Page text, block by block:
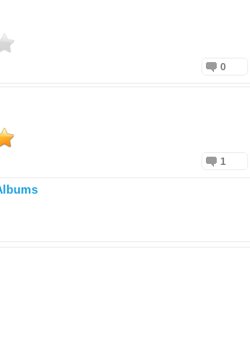
0
1